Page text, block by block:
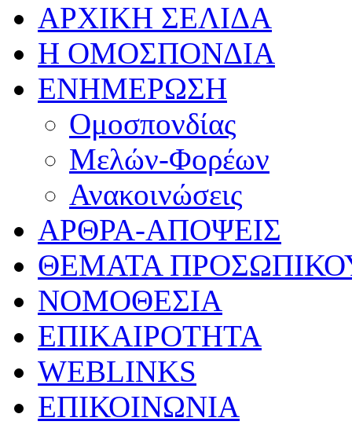
ΑΡΧΙΚΗ ΣΕΛΙΔΑ
Η ΟΜΟΣΠΟΝΔΙΑ
ΕΝΗΜΕΡΩΣΗ
Ομοσπονδίας
Μελών-Φορέων
Ανακοινώσεις
ΑΡΘΡΑ-ΑΠΟΨΕΙΣ
ΘΕΜΑΤΑ
ΝΟΜΟΘΕΣΙΑ
ΕΠΙΚΑΙΡΟΤΗΤΑ
WEBLINKS
ΕΠΙΚΟΙΝΩΝΙΑ